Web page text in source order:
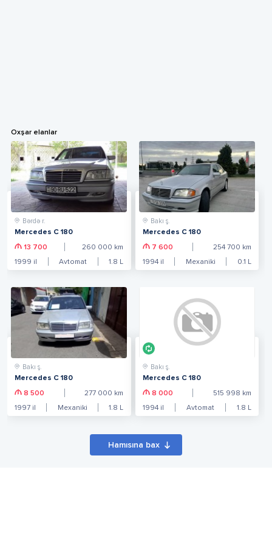
Oxşar elanlar
Bərdə r.
Mercedes C 180
13 700 260 000 km
1999 il Avtomat 1.8 L
Bakı ş.
Mercedes C 180
7 600 254 700 km
1994il Mexaniki 0.1 L
Bakı ş.
Mercedes C 180
8 500 277 000 km
1997 il Mexaniki 1.8 L
Bakı ş.
Mercedes C 180
8 000 515 998 km
1994il Avtomat 1.8 L
Hamısına bax